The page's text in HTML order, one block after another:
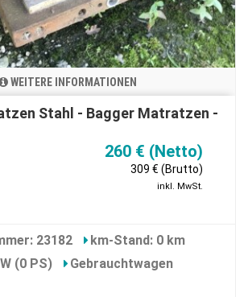
WEITERE INFORMATIONEN
Stahl - Bagger Matratzen -
260 € (Netto)
309 € (Brutto)
inkl. MwSt.
23182
km-Stand: 0 km
(0 PS)
Gebrauchtwagen